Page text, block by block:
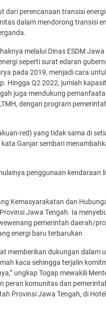
dari perencanaan transisi
dalam mendorong transisi
melalui Dinas ESDM
seperti surat edaran
pada 2019, menjadi cara
Hingga Q2 2022, jumlah
juga mendukung
dengan program
red) yang tidak sama di
Ganjar sembari
penggunaan kendaraan
Kemasyarakatan dan
Jawa Tengah. Ia
pemerintah daerah/
energi baru terbarukan
memberikan dukungan dalam
kaca sehingga terjalin
ungkap Togap mewakili
peran komunitas dan
Provinsi Jawa Tengah, di